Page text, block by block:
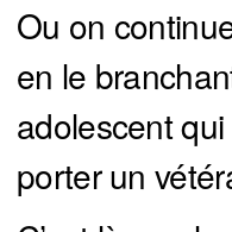
Ou on
en le
adolescent
porter un